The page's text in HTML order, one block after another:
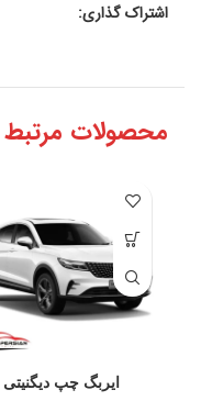
اشتراک گذاری:
محصولات مرتبط
ایربگ چپ دیگنیتی